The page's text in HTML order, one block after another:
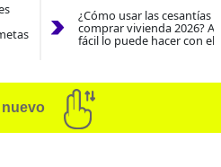
¿Cómo usar las cesantías
comprar vivienda 2026?
fácil lo puede hacer con el